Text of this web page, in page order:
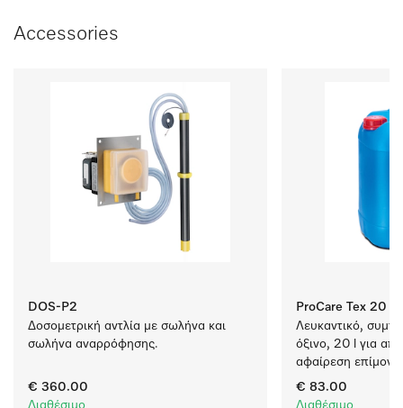
Accessories
DOS-P2
Δοσομετρική αντλία με σωλήνα και
σωλήνα αναρρόφησης.
€ 360.00
Διαθέσιμο
ProCare Tex 20
Λευκαντικό,
όξινο, 20 l για
αφαίρεση
€ 83.00
Διαθέσιμο